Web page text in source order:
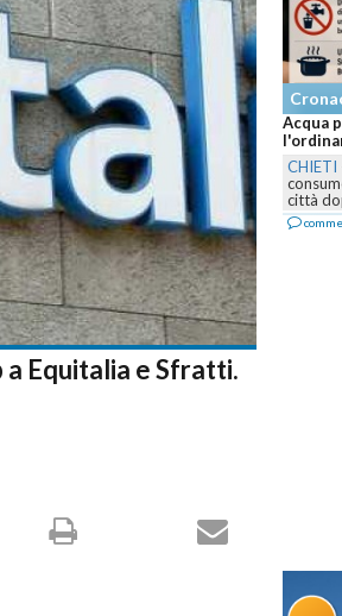
Equitalia e Sfratti.
Cronaca
Acqua potabile solo dopo
l'ordinanza a Chieti Scalo
CHIETI
Il Comune vieta
consumo diretto dell'acqua in
città dopo...
commenta